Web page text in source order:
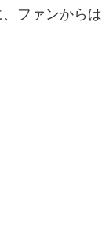
ファンから